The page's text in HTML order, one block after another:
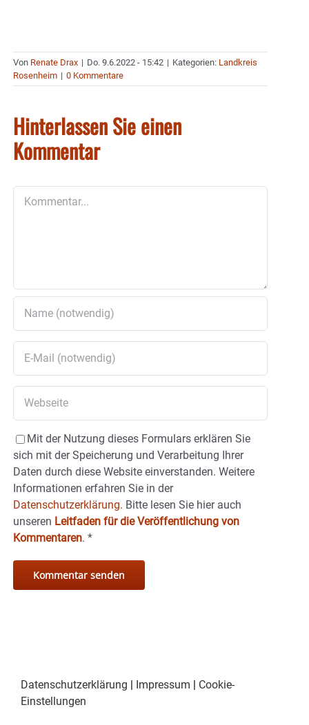
Von Renate Drax | Do. 9.6.2022 - 15:42 | Kategorien: Landkreis
Rosenheim | 0 Kommentare
Hinterlassen Sie einen
Kommentar
Mit der Nutzung dieses Formulars erklären Sie
sich mit der Speicherung und Verarbeitung Ihrer
Daten durch diese Website einverstanden. Weitere
Informationen erfahren Sie in der
Datenschutzerklärung. Bitte lesen Sie hier auch
unseren Leitfaden für die Veröffentlichung von
Kommentaren. *
Datenschutzerklärung | Impressum | Cookie-
Einstellungen